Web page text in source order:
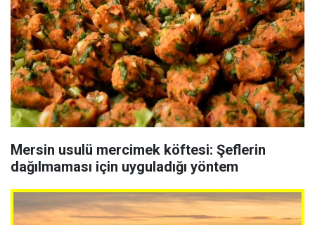
Mersin usulü mercimek köftesi: Şeflerin
dağılmaması için uyguladığı yöntem